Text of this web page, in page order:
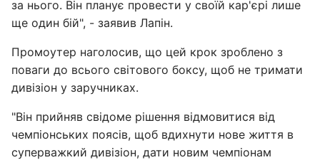
за нього. Він планує провести у своїй кар'єрі лише
ще один бій", - заявив Лапін.
Промоутер наголосив, що цей крок зроблено з
поваги до всього світового боксу, щоб не тримати
дивізіон у заручниках.
"Він прийняв свідоме рішення відмовитися від
чемпіонських поясів, щоб вдихнути нове життя в
суперважкий дивізіон, дати новим чемпіонам